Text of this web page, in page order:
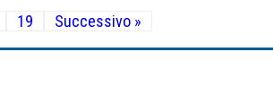
19 Successivo »